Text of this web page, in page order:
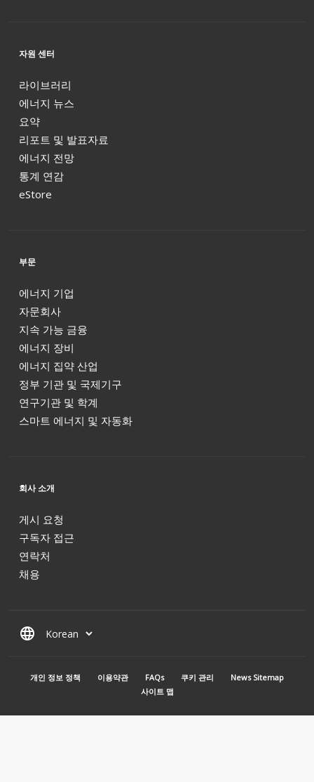
자원 센터
라이브러리
에너지 뉴스
요약
리포트 및 발표자료
에너지 전망
통계 연감
eStore
부문
에너지 기업
자문회사
지속 가능 금융
에너지 장비
에너지 집약 산업
정부 기관 및 국제기구
연구기관 및 학계
스마트 에너지 및 자동화
회사 소개
게시 요청
구독자 접근
연락처
채용
language
MENU PIED DE PAGE
개인 정보 정책 이용약관 FAQs 쿠키 관리
News Sitemap
사이트 맵